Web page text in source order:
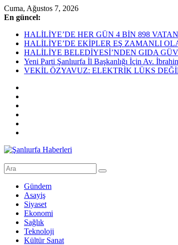
Skip
to
Cuma, Ağustos 7, 2026
En güncel:
HALİLİYE’DE HER GÜN 4 BİN 898
HALİLİYE’DE EKİPLER EŞ ZAMANLI
HALİLİYE BELEDİYESİ’NDEN GIDA
Yeni Parti Şanlıurfa İl Başkanlığı İçin Av.
VEKİL ÖZYAVUZ: ELEKTRİK LÜKS
Şanlıurfa
Dakika
Şanlıurfa
Haberleri
Gündem
Asayiş
Siyaset
Ekonomi
Sağlık
Teknoloji
Kültür Sanat